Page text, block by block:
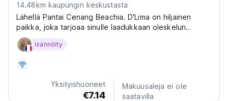
14.48km kaupungin keskustasta
Lähellä Pantai Cenang Beachia. D'Lima on hiljainen
paikka, joka tarjoaa sinulle laadukkaan oleskelun
puutarhan, uima-altaan ja muiden mukavuuksien kera.
isännöity
Yksityishuoneet
€7.14
Makuusaleja ei ole
saatavilla